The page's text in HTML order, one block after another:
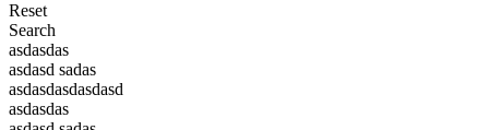
Reset
Search
asdasdas
asdasd sadas
asdasdasdasdasd
asdasdas